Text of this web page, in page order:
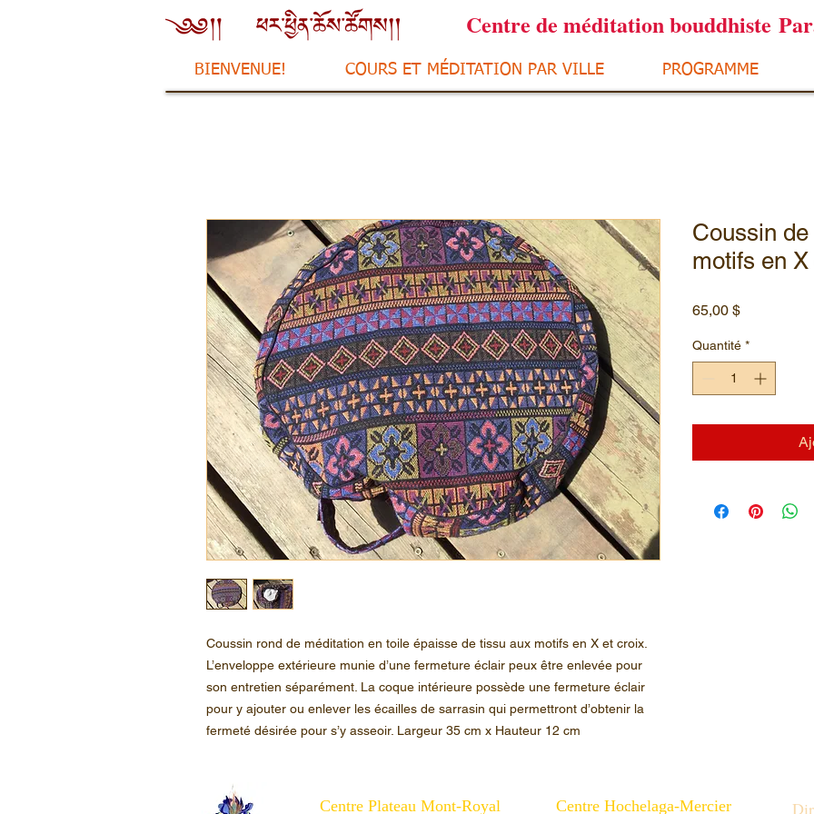
Centre de méditation bouddhiste
BIENVENUE! COURS ET MÉDITATION PAR VILLE PROGRAMME
Coussin rond de méditation en toile épaisse de tissu aux motifs en X et croix.
L’enveloppe extérieure munie d’une fermeture éclair peux être enlevée pour
son entretien séparément. La coque intérieure possède une fermeture éclair
pour y ajouter ou enlever les écailles de sarrasin qui permettront d’obtenir la
fermeté désirée pour s’y asseoir. Largeur 35 cm x Hauteur 12 cm
Coussin
motifs en
65,00 $Prix
Quantité *
Centre Plateau Mont-Royal Centre Hochelaga-Mercier